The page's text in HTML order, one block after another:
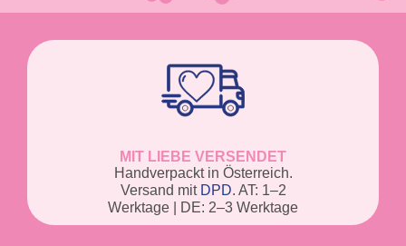
MIT LIEBE VERSENDET
Handverpackt in Österreich.
Versand mit DPD. AT: 1–2
Werktage | DE: 2–3 Werktage